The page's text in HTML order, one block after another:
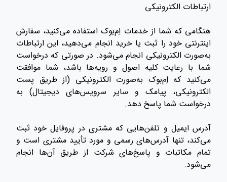
ارتباطات الکترونیکی
هنگامی که شما از خدمات اِم‌بوک استفاده می‌کنید، سفارش
اینترنتی خود را ثبت یا خرید انجام می‌دهید، این ارتباطات
به‌صورت الکترونیکی انجام می‌شود. در صورتی که درخواست
شما با رعایت کلیه اصول و رویه‌ها باشد، شما موافقت
می‌کنید که اِم‌بوک به‌صورت الکترونیکی (از طریق پست
الکترونیکی، پیامک و سایر سرویس‌های دیجیتال) به
درخواست شما پاسخ دهد.
آدرس ایمیل و تلفن‌هایی که مشتری در پروفایل خود ثبت
می‌کند، تنها آدرس‌های رسمی و مورد تأیید مشتری است و
تمام مکاتبات و پاسخ‌های شرکت از طریق آن‌ها انجام
می‌شود.